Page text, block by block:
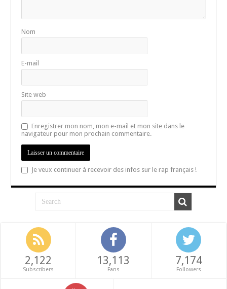
Nom
E-mail
Site web
Enregistrer mon nom, mon e-mail et mon site dans le
navigateur pour mon prochain commentaire.
Je veux continuer à recevoir des infos sur le rap français !
2,122
Subscribers
13,113
Fans
7,174
Followers